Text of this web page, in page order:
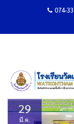
074-
พิธีมอบป
Home ข่าวกิจกรรม
29
มี.ค.